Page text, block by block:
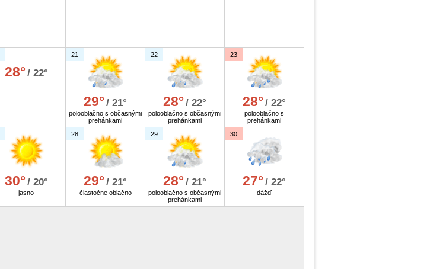
28°/ 22°
21
29°/ 21°
polooblačno s občasnými
prehánkami
22
28°/ 22°
polooblačno s občasnými
prehánkami
23
28°/ 22°
polooblačno s
prehánkami
30°/ 20°
jasno
28
29°/ 21°
čiastočne oblačno
29
28°/ 21°
polooblačno s občasnými
prehánkami
30
27°/ 22°
dážď